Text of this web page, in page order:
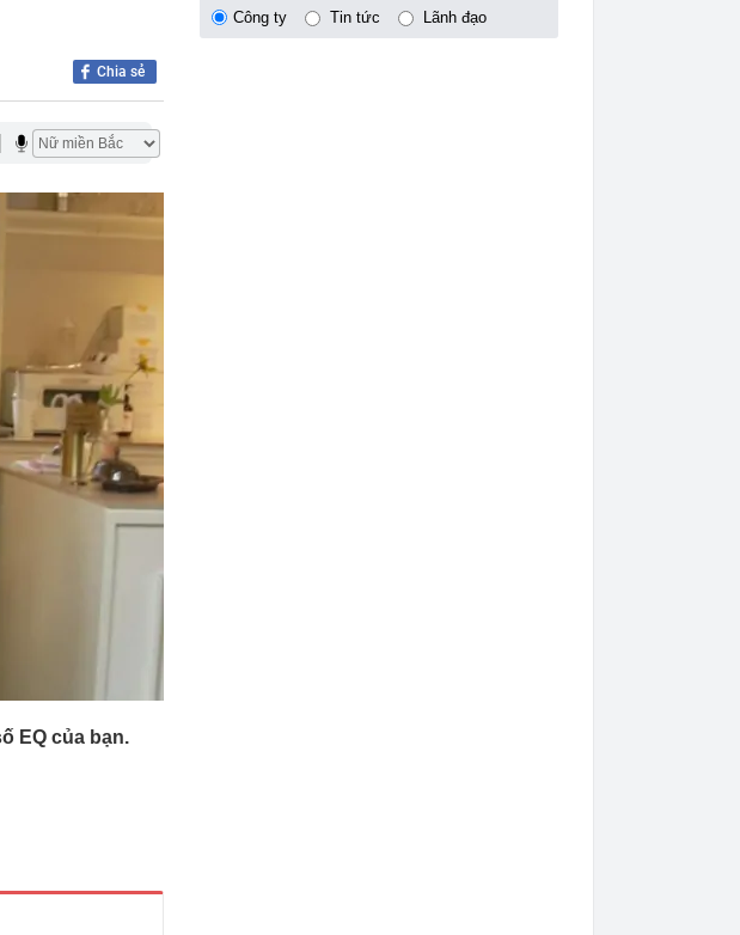
để thi
Quốc:
Chia sẻ
EQ của bạn.
Công ty Tin tức Lãnh đạo